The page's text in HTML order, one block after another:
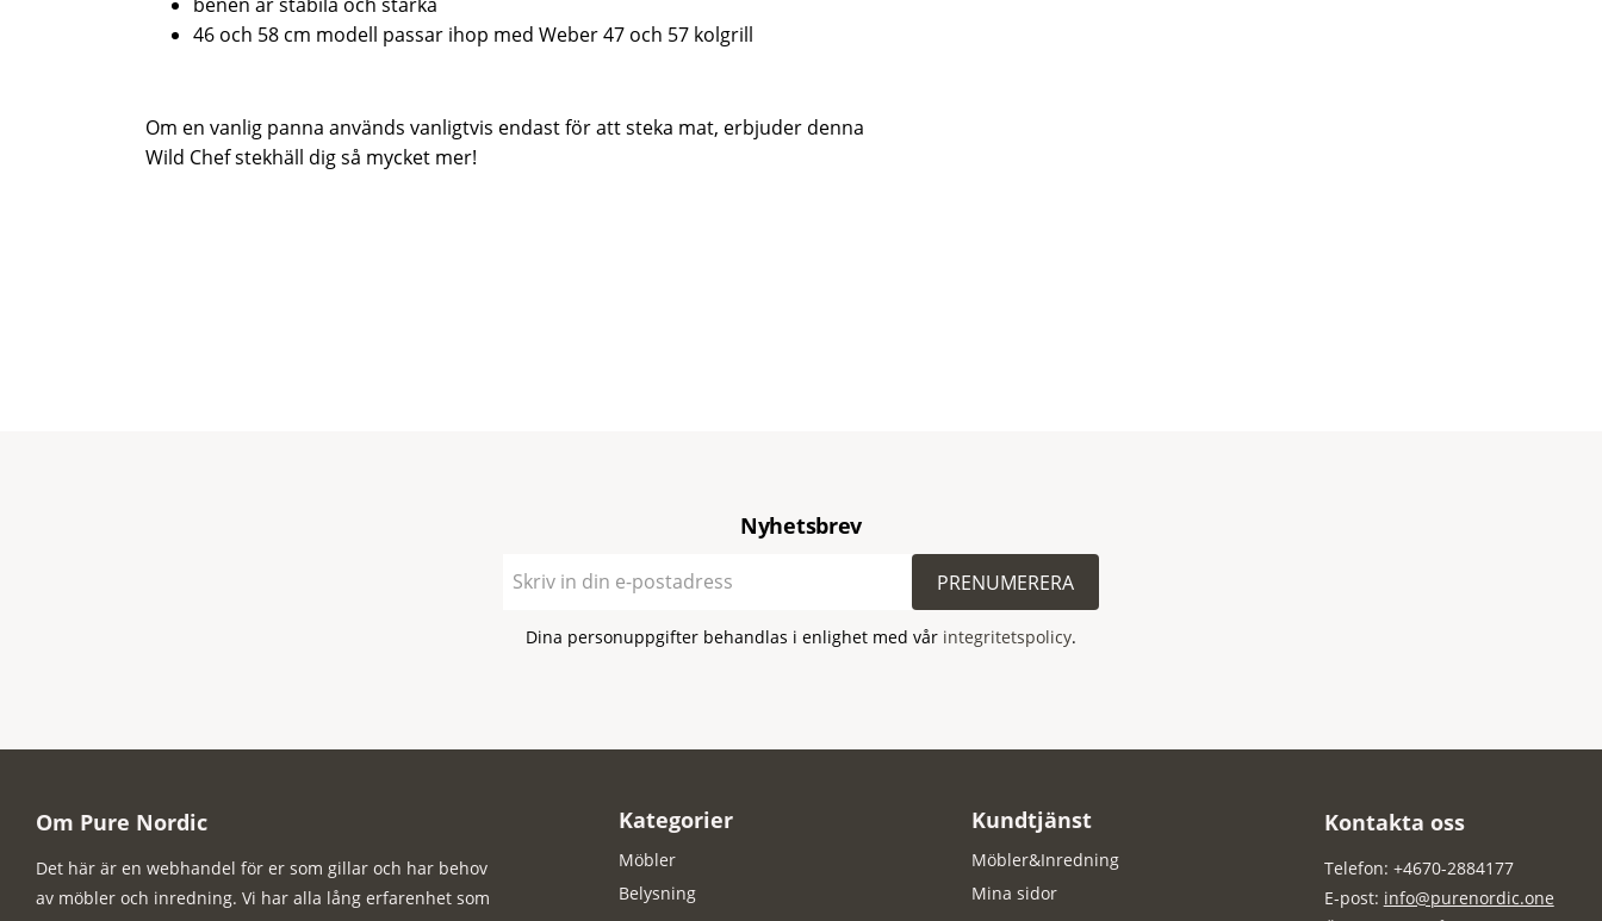
46 och 58 cm modell passar ihop med Weber 47 och 57 kolgrill
Om en vanlig panna används vanligtvis endast för att steka mat, erbjuder denna
Wild Chef stekhäll dig så mycket mer!
Nyhetsbrev
PRENUMERERA
Dina personuppgifter behandlas i enlighet med vår integritetspolicy.
Om Pure Nordic
Det här är en webhandel för er som gillar och har behov
av möbler och inredning. Vi har alla lång erfarenhet som
Kategorier
Möbler
Belysning
Kundtjänst
Möbler&Inredning
Mina sidor
Kontakta oss
Telefon: +4670-2884177
E-post: info@purenordic.one